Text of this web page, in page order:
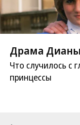
Драма
Что случилось с
принцессы